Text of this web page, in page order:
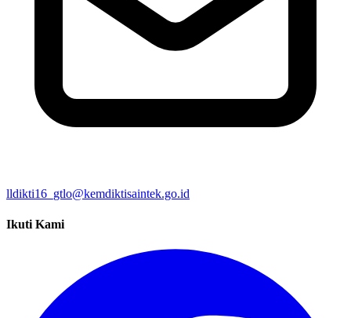
lldikti16_gtlo@kemdiktisaintek.go.id
Ikuti Kami